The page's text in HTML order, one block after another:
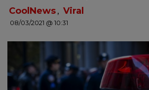
RADIO ACADEMY
NEWS
CONTUL MEU
CoolNews, Viral
08/03/2021 @ 10:31